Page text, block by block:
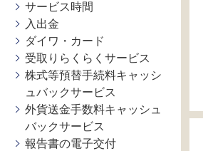
サービス時間
入出金
ダイワ・カード
受取りらくらくサービス
株式等預替手続料キャッシ
ュバックサービス
外貨送金手数料キャッシュ
バックサービス
報告書の電子交付